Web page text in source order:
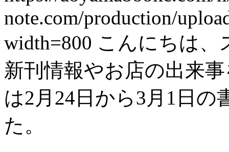
note.com/production/
width=800 こんにちは、
新刊情報やお店の出来
は2月24日から3月1日
た。